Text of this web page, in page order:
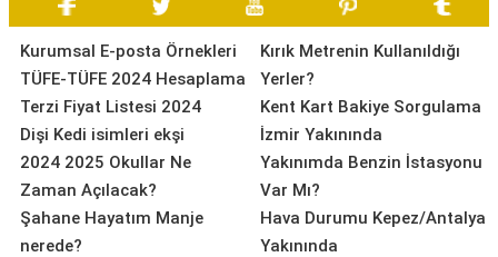
Kurumsal E-posta Örnekleri
TÜFE-TÜFE 2024 Hesaplama
Terzi Fiyat Listesi 2024
Dişi Kedi isimleri ekşi
2024 2025 Okullar Ne
Zaman Açılacak?
Şahane Hayatım Manje
nerede?
Kırık Metrenin Kullanıldığı
Yerler?
Kent Kart Bakiye Sorgulama
İzmir Yakınında
Yakınımda Benzin İstasyonu
Var Mı?
Hava Durumu Kepez/Antalya
Yakınında